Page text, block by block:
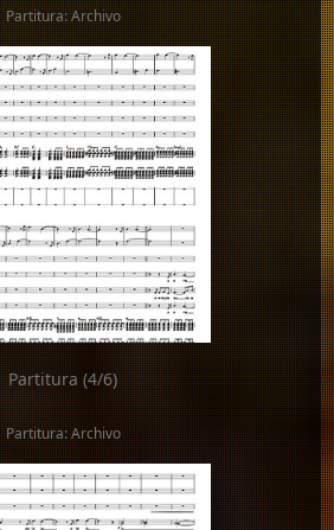
Partitura: Archivo
Partitura (4/6)
Partitura: Archivo